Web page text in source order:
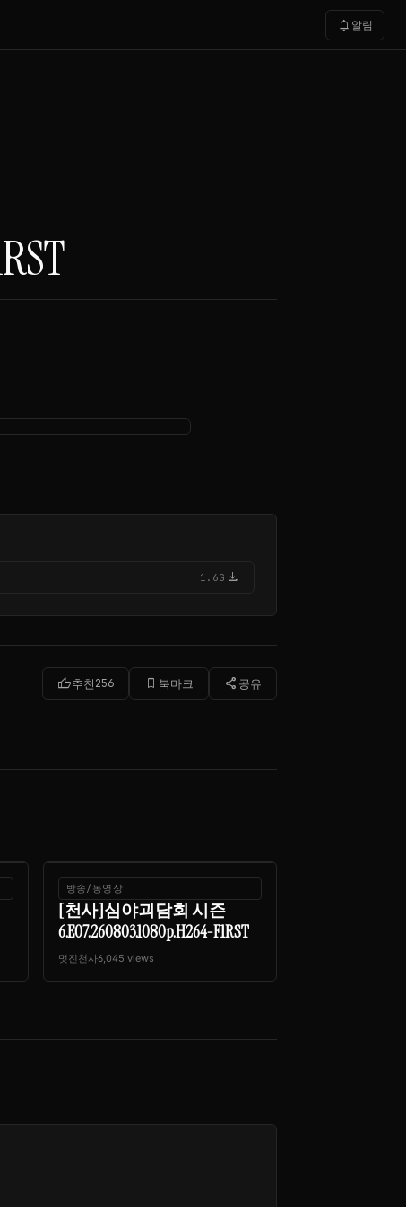
notifications 알림
1.6G download
thumb_up추천256 bookmark_border 북마크 share 공유
방송/동영상
[천사]심야괴담회 시즌
6.E07.260803.1080p.H264-F1RST
멋진천사6,045 views